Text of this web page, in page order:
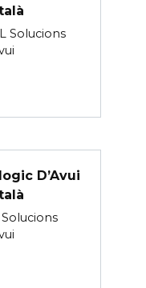
Solucions
D’Avui
Solucions